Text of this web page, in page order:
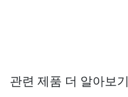
관련 제품 더 알아보기